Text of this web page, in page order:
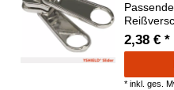
2,38 € *
*inkl. ges.